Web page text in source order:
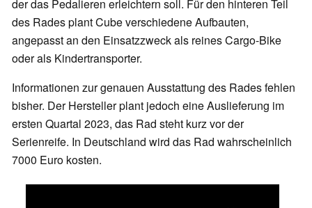
der das Pedalieren erleichtern soll. Für den hinteren Teil
des Rades plant Cube verschiedene Aufbauten,
angepasst an den Einsatzzweck als reines Cargo-Bike
oder als Kindertransporter.
Informationen zur genauen Ausstattung des Rades fehlen
bisher. Der Hersteller plant jedoch eine Auslieferung im
ersten Quartal 2023, das Rad steht kurz vor der
Serienreife. In Deutschland wird das Rad wahrscheinlich
7000 Euro kosten.